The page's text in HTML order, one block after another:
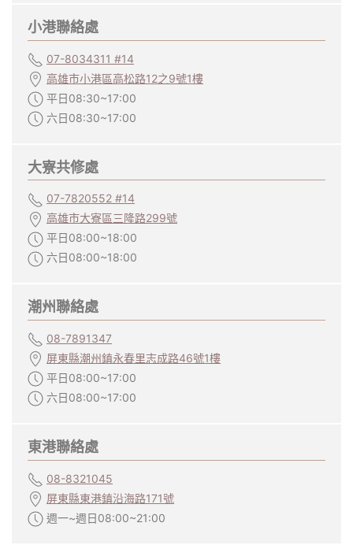
小港聯絡處
07-8034311 #14
高雄市小港區高松路12之9號1樓
平日08:30~17:00
六日08:30~17:00
大寮共修處
07-7820552 #14
高雄市大寮區三隆路299號
平日08:00~18:00
六日08:00~18:00
潮州聯絡處
08-7891347
屏東縣潮州鎮永春里志成路46號1樓
平日08:00~17:00
六日08:00~17:00
東港聯絡處
08-8321045
屏東縣東港鎮沿海路171號
週一~週日08:00~21:00